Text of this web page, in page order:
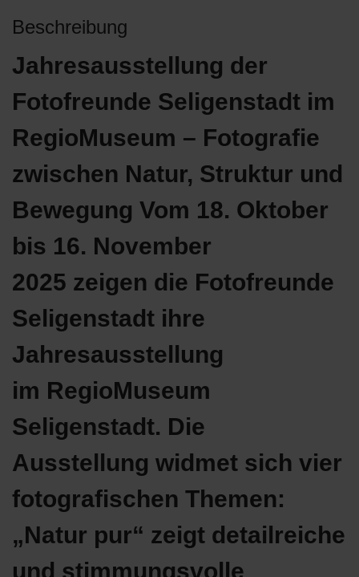
Beschreibung
Jahresausstellung der
Fotofreunde Seligenstadt im
RegioMuseum – Fotografie
zwischen Natur, Struktur und
Bewegung Vom 18. Oktober
bis 16. November
2025 zeigen die Fotofreunde
Seligenstadt ihre
Jahresausstellung
im RegioMuseum
Seligenstadt. Die
Ausstellung widmet sich vier
fotografischen Themen:
„Natur pur“ zeigt detailreiche
und stimmungsvolle